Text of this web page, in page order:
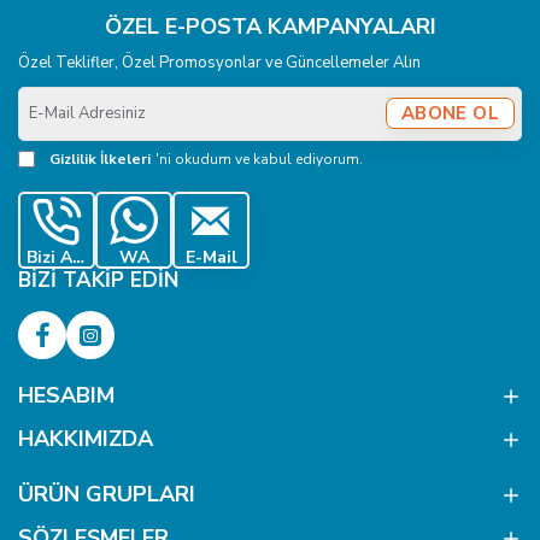
kullanılabilir.
2. Paket Içinde Kaç Adet Vardır?
Ürün 144 adetlik paket halinde satılmaktadır.
3. Hangi Sistem Kalıpla Uygulanır?
54 sistem 12,5 mm çıtçıt uygulama kalıbı ile
uygulanmalıdır.
4. Hangi Ürünlerde Kullanılabilir?
Gömlek, body, jean gömlek, bebek giyim, çocuk giyim ve
6. El Presi Ile Uygulanabilir Mi?
ÖZEL E-POSTA KAMPANYALARI
Özel Teklifler, Özel Promosyonlar ve Güncellemeler Alın
E-
Mail
Adresiniz
ABONE OL
Gizlilik İlkeleri 'ni okudum ve kabul ediyorum.
Bizi Ara WA E-Mail
BIZI TAKIP EDIN
HESABIM
HAKKIMIZDA
ÜRÜN GRUPLARI